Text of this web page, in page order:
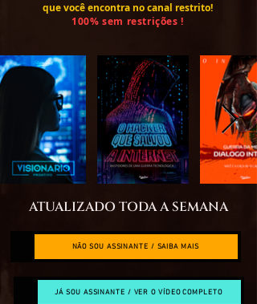
que você encontra no canal restrito!
100% sem restrições !
ATUALIZADO TODA A SEMANA
NÃO SOU ASSINANTE / SAIBA MAIS
JÁ SOU ASSINANTE / VER O VÍDEO COMPLETO